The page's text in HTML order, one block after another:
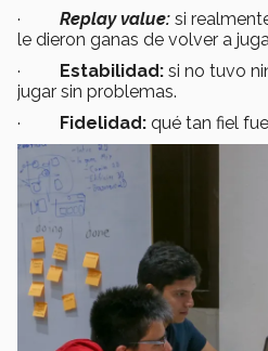
· Replay value: si
le dieron ganas de volver a
· Estabilidad: si no tuvo
jugar sin problemas.
· Fidelidad: qué tan fiel